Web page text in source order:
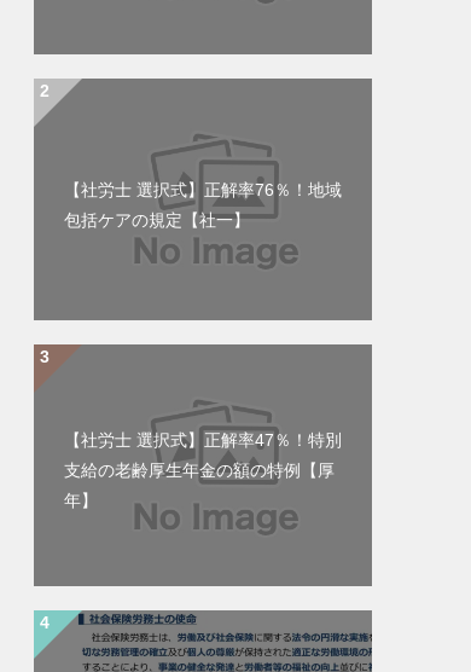
【社労士 選択式】正解率76％！地域
包括ケアの規定【社一】
【社労士 選択式】正解率47％！特別
支給の老齢厚生年金の額の特例【厚
年】